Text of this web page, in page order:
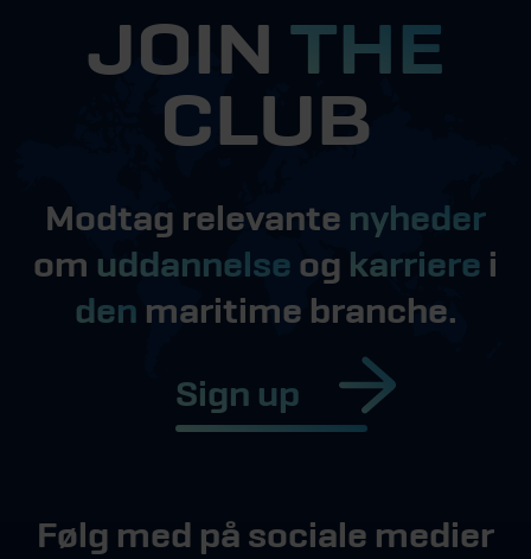
JOIN THE
CLUB
Modtag relevante nyheder
om uddannelse og karriere i
den maritime branche.
Sign up
Følg med på sociale medier